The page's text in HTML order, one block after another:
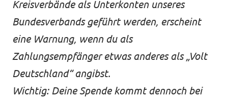
Kreisverbände als Unterkonten unseres
Bundesverbands geführt werden, erscheint
eine Warnung, wenn du als
Zahlungsempfänger etwas anderes als „Volt
Deutschland“ angibst.
Wichtig: Deine Spende kommt dennoch bei